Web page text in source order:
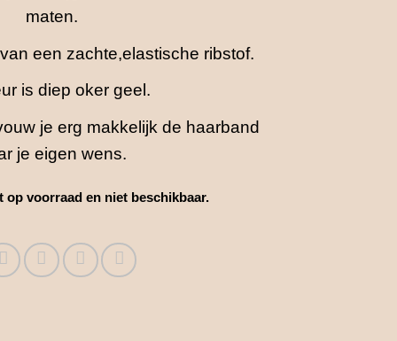
maten.
een zachte,elastische ribstof.
is diep oker geel.
je erg makkelijk de haarband
je eigen wens.
voorraad en niet beschikbaar.